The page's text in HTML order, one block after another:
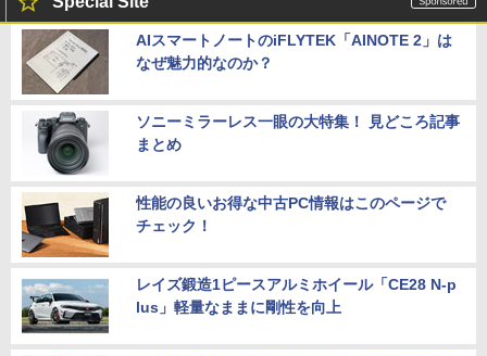
AIスマートノートのiFLYTEK「AINOTE 2」は
なぜ魅力的なのか？
ソニーミラーレス一眼の大特集！ 見どころ記事
まとめ
性能の良いお得な中古PC情報はこのページで
チェック！
レイズ鍛造1ピースアルミホイール「CE28 N-p
lus」軽量なままに剛性を向上